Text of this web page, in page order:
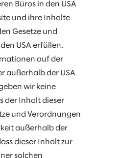
Büros in den USA
und ihre Inhalte
Gesetze und
USA erfüllen.
auf der
außerhalb der USA
wir keine
der Inhalt dieser
und Verordnungen
außerhalb der
dieser Inhalt zur
solchen